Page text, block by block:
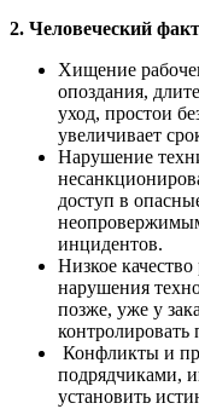
2. Человеческий
Хищение
опоздания,
уход, простои
увеличивает
Нарушение
доступ в
инцидентов.
Низкое
нарушения
позже, уже у
контролировать
Конфликты и
подрядчиками,
установить